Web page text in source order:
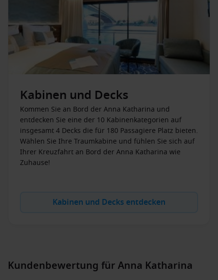
Musik- und Kulturprogrammen.
Kabinen auf der Anna Katharina
Anna Katharina Kabinensind komfortabel, hell und
geschmackvoll eingerichtet. Gäste haben die Wahl zwischen
Außenkabinen mit Panoramablick, Junior-Suiten und
verfügen. Jede Kabine ist ausgestattet mit moderner Technik,
wie TV, Minibar und eigenem Bad, sodass Sie während Ihrer
Reise nicht auf Komfort verzichten müssen.
Lassen Sie sich am besten direkt persönlich von unseren
Expertenberaten!
Kulinarik an Bord
großer Wert auf Frische, Qualität und regionale Spezialitäten
Kabinen und Decks
Kommen Sie an Bord der Anna Katharina und
entdecken Sie eine der 10 Kabinenkategorien auf
insgesamt 4 Decks die für 180 Passagiere Platz bieten.
Wählen Sie Ihre Traumkabine und fühlen Sie sich auf
Ihrer Kreuzfahrt an Bord der Anna Katharina wie
Zuhause!
Kabinen und Decks entdecken
Kundenbewertung für Anna Katharina